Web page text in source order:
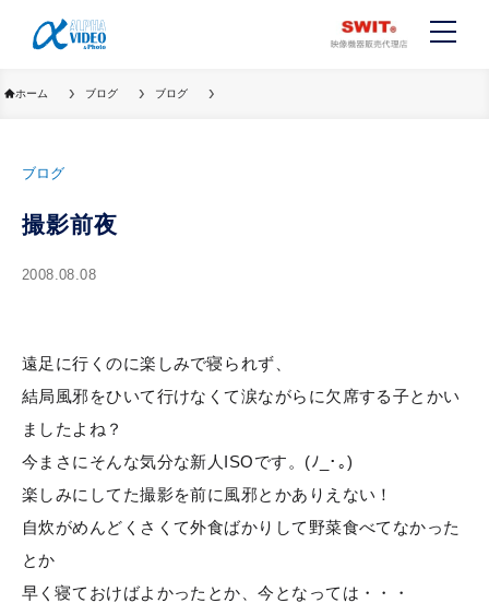
ホーム ブログ ブログ
ブログ
撮影前夜
2008.08.08
遠足に行くのに楽しみで寝られず、
結局風邪をひいて行けなくて涙ながらに欠席する子とかい
ましたよね？
今まさにそんな気分な新人ISOです。(ﾉ_･｡)
楽しみにしてた撮影を前に風邪とかありえない！
自炊がめんどくさくて外食ばかりして野菜食べてなかった
とか
早く寝ておけばよかったとか、今となっては・・・